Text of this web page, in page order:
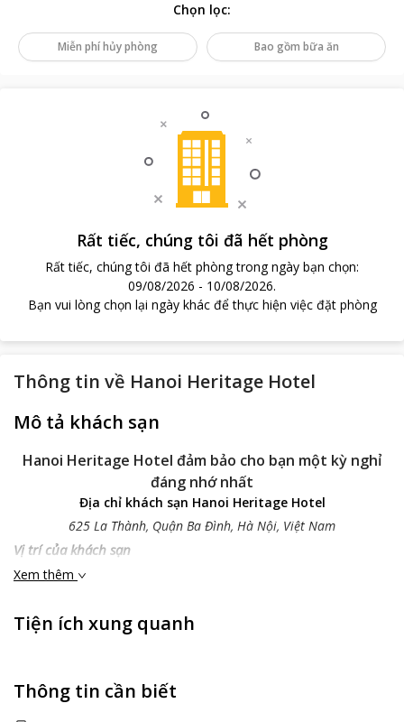
Chọn lọc:
Miễn phí hủy phòng Bao gồm bữa ăn
Rất tiếc, chúng tôi đã hết phòng
Rất tiếc, chúng tôi đã hết phòng trong ngày bạn chọn:
09/08/2026 - 10/08/2026.
Bạn vui lòng chọn lại ngày khác để thực hiện việc đặt phòng
Thông tin về Hanoi Heritage Hotel
Mô tả khách sạn
Hanoi Heritage Hotel đảm bảo cho bạn một kỳ nghỉ
đáng nhớ nhất
Địa chỉ khách sạn Hanoi Heritage Hotel
625 La Thành, Quận Ba Đình, Hà Nội, Việt Nam
Vị trí của khách sạn
Khách sạn Hanoi Heritage Hotel
như cách Công viên Thủ Lệ 1.1 km, cách Vườn Bách Thảo Hà
tham quan, cảm nhận được vẻ đẹp về văn hoá, con người và
cảnh vật của Hà Nội ngàn năm văn hiến.
Xem thêm
Tiện ích xung quanh
Thông tin cần biết